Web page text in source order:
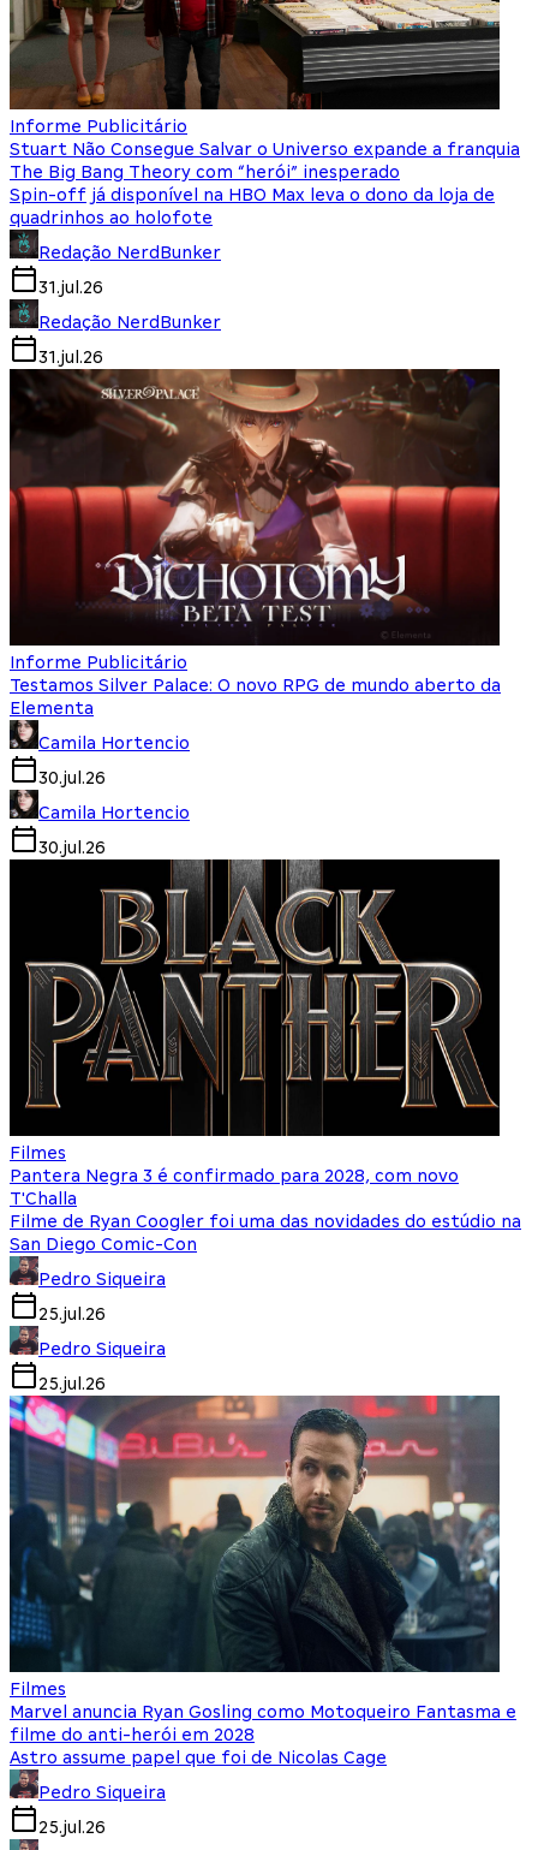
Informe Publicitário
Stuart Não Consegue Salvar o Universo expande a franquia
The Big Bang Theory com “herói” inesperado
Spin-off já disponível na HBO Max leva o dono da loja de
quadrinhos ao holofote
Redação NerdBunker
31.jul.26
Redação NerdBunker
31.jul.26
Informe Publicitário
Testamos Silver Palace: O novo RPG de mundo aberto da
Elementa
Camila Hortencio
30.jul.26
Camila Hortencio
30.jul.26
Filmes
Pantera Negra 3 é confirmado para 2028, com novo
T'Challa
Filme de Ryan Coogler foi uma das novidades do estúdio na
San Diego Comic-Con
Pedro Siqueira
25.jul.26
Pedro Siqueira
25.jul.26
Filmes
Marvel anuncia Ryan Gosling como Motoqueiro Fantasma e
filme do anti-herói em 2028
Astro assume papel que foi de Nicolas Cage
Pedro Siqueira
25.jul.26